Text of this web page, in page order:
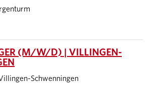
(M/W/D) | VILLINGEN-
Schwenningen